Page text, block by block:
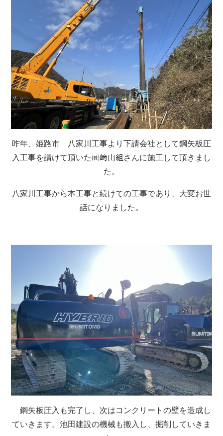
昨年、姫路市 八家川工事より下請会社として鋼矢板圧
入工事を請けて頂いた㈱﨑山組さんに施工して頂きまし
た。
八家川工事から本工事と続けての工事であり、大変お世
話になりました。
鋼矢板圧入も完了し、次はコンクリートの壁を造成し
ていきます。池田建設の機械も搬入し、掘削していきま